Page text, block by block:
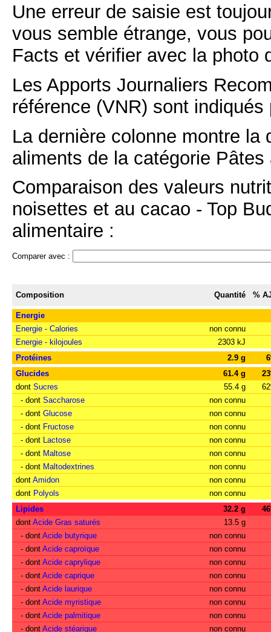
Une erreur de saisie est
vous semble étrange, vous
Facts et vérifier avec la photo
Les Apports Journaliers
référence (VNR) sont
La dernière colonne montre
aliments de la catégorie
Comparaison des valeurs
noisettes et au cacao - Top
alimentaire :
Comparer avec :
Composition Quantité %
Energie
Energie - Calories
non connu
Energie - kilojoules
2303 kJ
Protéines
2.9 g
Glucides
61.4 g
dont Sucres 55.4 g
- dont Saccharose
non connu
- dont Glucose
non connu
- dont Fructose
non connu
- dont Lactose
non connu
- dont Maltose
non connu
- dont Maltodextrines
non connu
dont Amidon
non connu
dont Polyols
non connu
Lipides
32.2 g
dont Acide Gras saturés
13.5 g
- dont Acide butyrique
non connu
- dont Acide caproïque
non connu
- dont Acide caprylique
non connu
- dont Acide caprique
non connu
- dont Acide laurique
non connu
- dont Acide myristique
non connu
- dont Acide palmitique
non connu
- dont Acide stéarique non connu